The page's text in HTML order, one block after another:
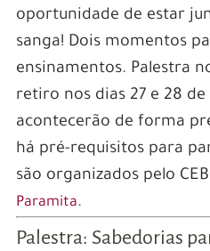
oportunidade de estar
sanga! Dois momentos
ensinamentos. Palestra
retiro nos dias 27 e 28
acontecerão de forma
há pré-requisitos para
são organizados pelo
Paramita.
Palestra: Sabedorias